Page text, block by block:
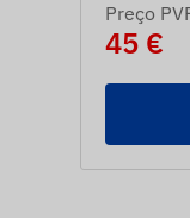
Preço
45 €